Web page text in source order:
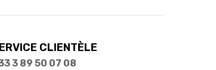
CLIENTÈLE
3 89 50 07 08